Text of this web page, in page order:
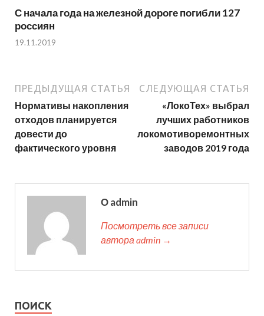
С начала года на железной дороге погибли 127
россиян
19.11.2019
ПРЕДЫДУЩАЯ СТАТЬЯ
Нормативы накопления
отходов планируется
довести до
фактического уровня
СЛЕДУЮЩАЯ СТАТЬЯ
«ЛокоТех» выбрал
лучших работников
локомотиворемонтных
заводов 2019 года
О admin
Посмотреть все записи
автора admin →
ПОИСК